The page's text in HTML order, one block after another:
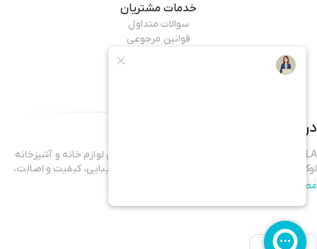
خدمات مشتریان
سوالات متداول
قوانین مرجوعی
درباره فروشگاه
GKKALA یک فروشگاه اینترنتی تخصصی در زمینه‌ی لوازم خانه و آشپزخانه
لوکس، دکوراتیو و پذیرایی است که با هدف تلفیق زیبایی، کیفیت و اصالت،
فعالیت خود را آغاز کرده است.
در دنیای امروز، خانه دیگر فقط یک فضای فیزیکی نیست؛ بلکه نمادی از سبک
مطالعه بیشتر